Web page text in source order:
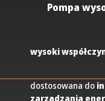
wysoki
dostosowana do
zarządzania
Pompa